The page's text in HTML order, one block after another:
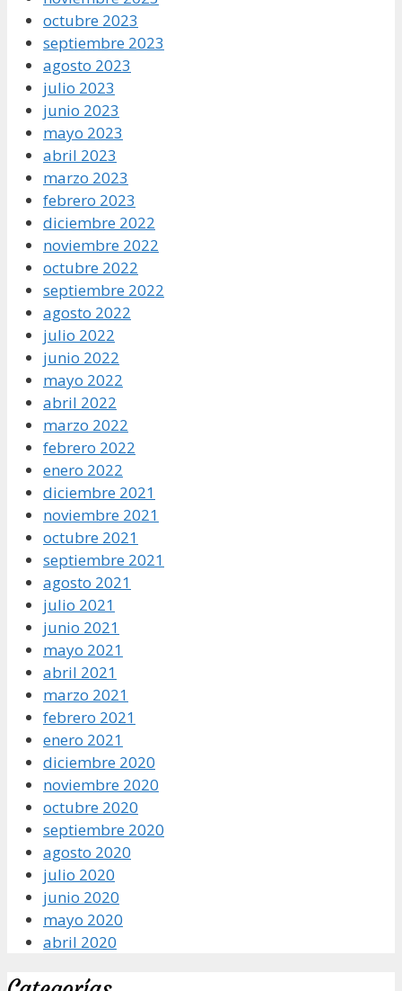
octubre 2023
septiembre 2023
agosto 2023
julio 2023
junio 2023
mayo 2023
abril 2023
marzo 2023
febrero 2023
diciembre 2022
noviembre 2022
octubre 2022
septiembre 2022
agosto 2022
julio 2022
junio 2022
mayo 2022
abril 2022
marzo 2022
febrero 2022
enero 2022
diciembre 2021
noviembre 2021
octubre 2021
septiembre 2021
agosto 2021
julio 2021
junio 2021
mayo 2021
abril 2021
marzo 2021
febrero 2021
enero 2021
diciembre 2020
noviembre 2020
octubre 2020
septiembre 2020
agosto 2020
julio 2020
junio 2020
mayo 2020
abril 2020